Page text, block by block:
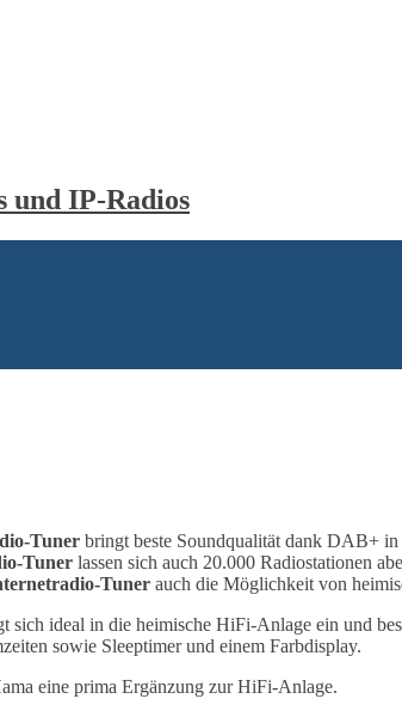
und IP-Radios
Tuner bringt beste Soundqualität dank DAB+
o-Tuner lassen sich auch 20.000 Radiostationen
Tuner auch die Möglichkeit von
ideal in die heimische HiFi-Anlage ein und
sowie Sleeptimer und einem Farbdisplay.
eine prima Ergänzung zur HiFi-Anlage.